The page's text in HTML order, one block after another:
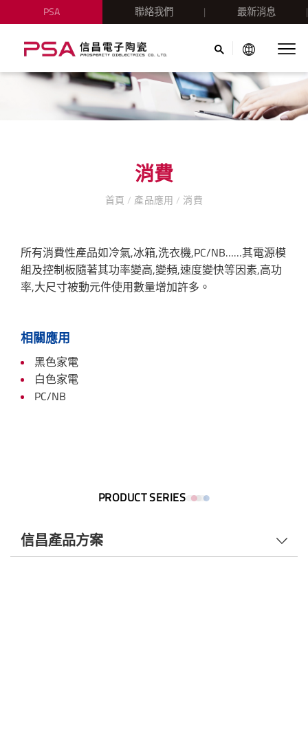
PSA 聯絡我們 最新消息
消費
首頁 / 產品應用 / 消費
所有消費性產品如冷氣,冰箱,洗衣機,PC/NB……其電源模
組及控制板隨著其功率變高,變頻,速度變快等因素,高功
率,大尺寸被動元件使用數量增加許多。
相關應用
黑色家電
白色家電
PC/NB
PRODUCT SERIES
信昌產品方案